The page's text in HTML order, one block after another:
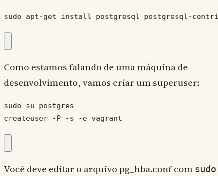
sudo apt-get install postgresql postgresql-
Como estamos falando de uma máquina de
desenvolvimento, vamos criar um superuser:
sudo su postgres
createuser -P -s -e vagrant
Você deve editar o arquivo pg_hba.conf com sudo